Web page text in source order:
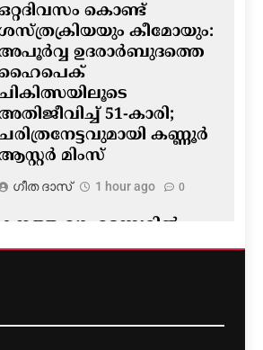
കൊണ്ട്
കീമോയും:
ഉദരാർബുദത്തെ
51-കാരി;
കണ്ണൂർ
മിംസ്
ഗീത ദാസ്‌ 1 hour ago 0
കനത്ത മഴ- മട്ടന്നൂരിൽ
ഇടിഞ്ഞു ; അഞ്ച്